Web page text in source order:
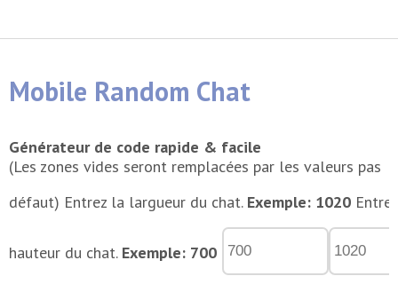
Mobile Random Chat
Générateur de code rapide & facile
(Les zones vides seront remplacées par les valeurs pas
défaut) Entrez la largueur du chat. Exemple: 1020
hauteur du chat. Exemple: 700